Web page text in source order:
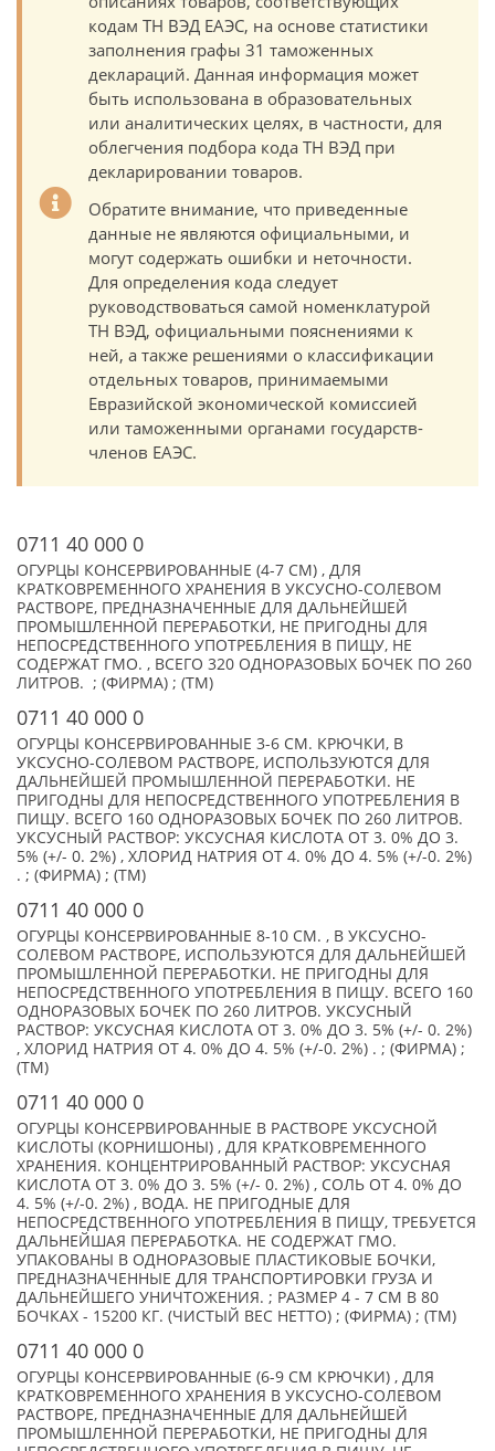
кодам ТН ВЭД ЕАЭС, на основе статистики
заполнения графы 31 таможенных
деклараций. Данная информация может
быть использована в образовательных
или аналитических целях, в частности, для
облегчения подбора кода ТН ВЭД при
декларировании товаров.
Обратите внимание, что приведенные
данные не являются официальными, и
могут содержать ошибки и неточности.
Для определения кода следует
руководствоваться самой номенклатурой
ТН ВЭД, официальными пояснениями к
ней, а также решениями о классификации
отдельных товаров, принимаемыми
Евразийской экономической комиссией
или таможенными органами государств-
членов ЕАЭС.
0711 40 000 0
ОГУРЦЫ КОНСЕРВИРОВАННЫЕ (4-7 СМ) , ДЛЯ
КРАТКОВРЕМЕННОГО ХРАНЕНИЯ В УКСУСНО-СОЛЕВОМ
РАСТВОРЕ, ПРЕДНАЗНАЧЕННЫЕ ДЛЯ ДАЛЬНЕЙШЕЙ
ПРОМЫШЛЕННОЙ ПЕРЕРАБОТКИ, НЕ ПРИГОДНЫ ДЛЯ
НЕПОСРЕДСТВЕННОГО УПОТРЕБЛЕНИЯ В ПИЩУ, НЕ
СОДЕРЖАТ ГМО. , ВСЕГО 320 ОДНОРАЗОВЫХ БОЧЕК ПО 260
ЛИТРОВ. ; (ФИРМА) ; (TM)
0711 40 000 0
ОГУРЦЫ КОНСЕРВИРОВАННЫЕ 3-6 СМ. КРЮЧКИ, В
УКСУСНО-СОЛЕВОМ РАСТВОРЕ, ИСПОЛЬЗУЮТСЯ ДЛЯ
ДАЛЬНЕЙШЕЙ ПРОМЫШЛЕННОЙ ПЕРЕРАБОТКИ. НЕ
ПРИГОДНЫ ДЛЯ НЕПОСРЕДСТВЕННОГО УПОТРЕБЛЕНИЯ В
ПИЩУ. ВСЕГО 160 ОДНОРАЗОВЫХ БОЧЕК ПО 260 ЛИТРОВ.
УКСУСНЫЙ РАСТВОР: УКСУСНАЯ КИСЛОТА ОТ 3. 0% ДО 3.
5% (+/- 0. 2%) , ХЛОРИД НАТРИЯ ОТ 4. 0% ДО 4. 5% (+/-0. 2%)
. ; (ФИРМА) ; (TM)
0711 40 000 0
ОГУРЦЫ КОНСЕРВИРОВАННЫЕ 8-10 СМ. , В УКСУСНО-
СОЛЕВОМ РАСТВОРЕ, ИСПОЛЬЗУЮТСЯ ДЛЯ ДАЛЬНЕЙШЕЙ
ПРОМЫШЛЕННОЙ ПЕРЕРАБОТКИ. НЕ ПРИГОДНЫ ДЛЯ
НЕПОСРЕДСТВЕННОГО УПОТРЕБЛЕНИЯ В ПИЩУ. ВСЕГО 160
ОДНОРАЗОВЫХ БОЧЕК ПО 260 ЛИТРОВ. УКСУСНЫЙ
РАСТВОР: УКСУСНАЯ КИСЛОТА ОТ 3. 0% ДО 3. 5% (+/- 0. 2%)
, ХЛОРИД НАТРИЯ ОТ 4. 0% ДО 4. 5% (+/-0. 2%) . ; (ФИРМА) ;
(TM)
0711 40 000 0
ОГУРЦЫ КОНСЕРВИРОВАННЫЕ В РАСТВОРЕ УКСУСНОЙ
КИСЛОТЫ (КОРНИШОНЫ) , ДЛЯ КРАТКОВРЕМЕННОГО
ХРАНЕНИЯ. КОНЦЕНТРИРОВАННЫЙ РАСТВОР: УКСУСНАЯ
КИСЛОТА ОТ 3. 0% ДО 3. 5% (+/- 0. 2%) , СОЛЬ ОТ 4. 0% ДО
4. 5% (+/-0. 2%) , ВОДА. НЕ ПРИГОДНЫЕ ДЛЯ
НЕПОСРЕДСТВЕННОГО УПОТРЕБЛЕНИЯ В ПИЩУ, ТРЕБУЕТСЯ
ДАЛЬНЕЙШАЯ ПЕРЕРАБОТКА. НЕ СОДЕРЖАТ ГМО.
УПАКОВАНЫ В ОДНОРАЗОВЫЕ ПЛАСТИКОВЫЕ БОЧКИ,
ПРЕДНАЗНАЧЕННЫЕ ДЛЯ ТРАНСПОРТИРОВКИ ГРУЗА И
ДАЛЬНЕЙШЕГО УНИЧТОЖЕНИЯ. ; РАЗМЕР 4 - 7 СМ В 80
БОЧКАХ - 15200 КГ. (ЧИСТЫЙ ВЕС НЕТТО) ; (ФИРМА) ; (TM)
0711 40 000 0
ОГУРЦЫ КОНСЕРВИРОВАННЫЕ (6-9 СМ КРЮЧКИ) , ДЛЯ
КРАТКОВРЕМЕННОГО ХРАНЕНИЯ В УКСУСНО-СОЛЕВОМ
РАСТВОРЕ, ПРЕДНАЗНАЧЕННЫЕ ДЛЯ ДАЛЬНЕЙШЕЙ
ПРОМЫШЛЕННОЙ ПЕРЕРАБОТКИ, НЕ ПРИГОДНЫ ДЛЯ